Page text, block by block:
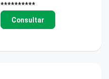
**********
Consultar